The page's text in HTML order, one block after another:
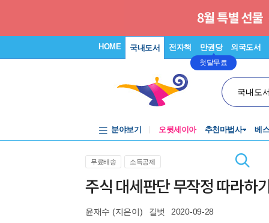
HOME 국내도서 전자책 만권당
첫달무료
외국도서
국내도
분야보기 오뒷세이아 추천마법사 베
무료배송 소득공제
주식 대세판단 무작정 따라하
윤재수 (지은이) 길벗 2020-09-28